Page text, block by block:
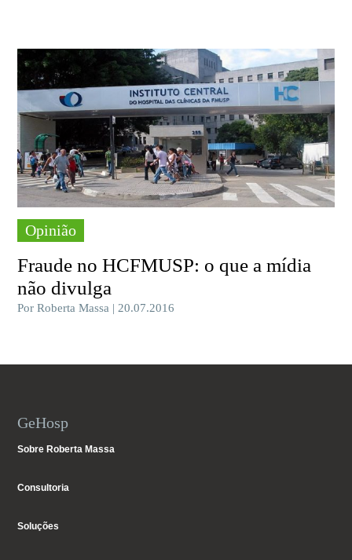
Opinião
Fraude no HCFMUSP: o que a mídia
não divulga
Por Roberta Massa | 20.07.2016
GeHosp
Sobre Roberta Massa
Consultoria
Soluções